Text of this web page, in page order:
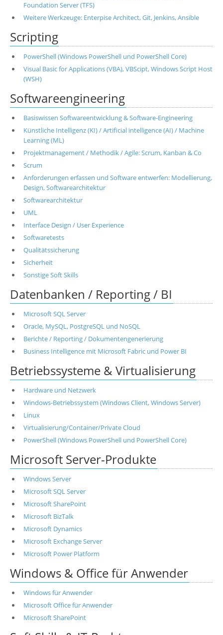
Foundation Server (TFS)
Weitere Werkzeuge: Enterpise Architect, Git, Jenkins, Ansible
Scripting
PowerShell (Windows PowerShell und PowerShell Core)
Visual Basic for Applications (VBA), VBScipt, Windows Script Host
(WSH)
Softwareengineering
Basiswissen Softwareentwicklung & Software-Engineering
Künstliche Intelligenz (KI) / Artificial intelligence (AI) / Machine
Learning (ML)
Projektmanagement / Methodik / Agile: Scrum, Kanban & Co
Scrum
Anforderungen erfassen und Software entwerfen: Modellierung,
Design, Softwarearchitektur
Softwarearchitektur
UML
Interface Design / User Experience
Softwaretests
Qualitätssicherung
Sicherheit
Sonstige Soft Skills
Datenbanken / Reporting / BI
Microsoft SQL Server
Oracle, MySQL, PostgreSQL und NoSQL
Berichte / Reporting / Dokumentengenerierung
Business Intelligence mit Microsoft Fabric und Power BI
Betriebssysteme & Virtualisierung
Hardware und Netzwerk
Windows-Betriebssystem (Windows Client, Windows Server)
Linux
Virtualisierung/Container/Private Cloud
PowerShell (Windows PowerShell und PowerShell Core)
Microsoft Server-Produkte
Windows Server
Microsoft SQL Server
Microsoft SharePoint
Microsoft BizTalk
Microsoft Dynamics
Microsoft Exchange Server
Microsoft Power Platform
Windows & Office für Anwender
Windows für Anwender
Microsoft Office für Anwender
Microsoft SharePoint